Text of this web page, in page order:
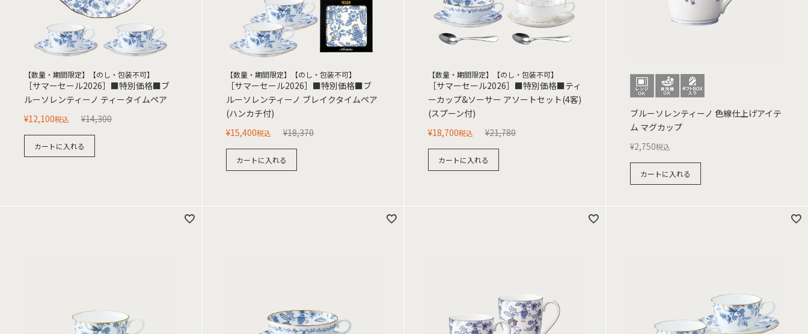
【数量・期間限定】【のし・包装不可】
［サマーセール2026］■特別価格■ブ
ルーソレンティーノ ティータイムペア
¥14,300
¥12,100税込
カートに入れる
【数量・期間限定】【のし・包装不可】
［サマーセール2026］■特別価格■ブ
ルーソレンティーノ ブレイクタイムペア
(ハンカチ付)
¥18,370
¥15,400税込
カートに入れる
【数量・期間限定】【のし・包装不可】
［サマーセール2026］■特別価格■ティ
ーカップ&ソーサー アソートセット(4客)
(スプーン付)
¥21,780
¥18,700税込
カートに入れる
ブルーソレンティーノ 色線仕上げアイテ
ム マグカップ
¥2,750税込
カートに入れる